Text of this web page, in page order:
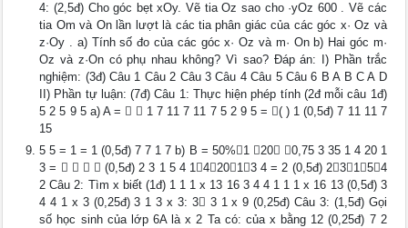
4: (2,5đ) Cho góc bẹt xOy. Vẽ tia Oz sao cho ·yOz 600 . Vẽ các
tia Om và On lần lượt là các tia phân giác của các góc x· Oz và
z·Oy . a) Tính số đo của các góc x· Oz và m· On b) Hai góc m·
Oz và z·On có phụ nhau không? Vì sao? Đáp án: I) Phần trắc
nghiệm: (3đ) Câu 1 Câu 2 Câu 3 Câu 4 Câu 5 Câu 6 B A B C A D
II) Phần tự luận: (7đ) Câu 1: Thực hiện phép tính (2đ mỗi câu 1đ)
5 2 5 9 5 a) A =   1 7 11 7 11 7 5 2 9 5 = ( ) 1 (0,5đ) 7 11 11 7
15
5 5 = 1 = 1 (0,5đ) 7 7 1 7 b) B = 50%1 20 0,75 3 35 1 4 20 1
3 =     (0,5đ) 2 3 1 5 4 142013 4 = 2 (0,5đ) 23154
2 Câu 2: Tìm x biết (1đ) 1 1 1 x 13 16 3 4 4 1 1 1 x 16 13 (0,5đ) 3
4 4 1 x 3 (0,25đ) 3 1 3 x 3: 3 3 1 x 9 (0,25đ) Câu 3: (1,5đ) Gọi
số học sinh của lớp 6A là x 2 Ta có: của x bằng 12 (0,25đ) 7 2